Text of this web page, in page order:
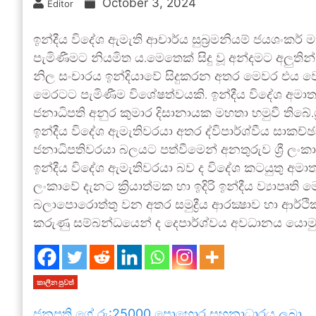
Editor October 3, 2024
ඉන්දීය විදේශ ඇමැති ආචාර්ය සුබ්‍රමනියම් ජයශංකර්
පැමිණීමට නියමිත ය.මෙතෙක් සිදු වූ අන්දමට අලුතින්
නිල සංචාරය ඉන්දියාවේ සිදුකරන අතර මෙවර එය
මෙරටට පැමිණීම විශේෂත්වයකි. ඉන්දීය විදේශ
ජනාධිපති අනුර කුමාර දිසානායක මහතා හමුවී
ඉන්දීය වි‍දේශ ඇමැතිවරයා අතර ද්විපාර්ශ්වීය
ජනාධිපතිවරයා බලයට පත්වීමෙන් අනතුරුව ශ්‍රී
ඉන්දීය විදේශ ඇමැතිවරයා බව ද විදේශ කටයුතු
ලංකාවේ දැනට ක්‍රියාත්මක හා ඉදිරි ඉන්දීය
බලාපොරොත්තු වන අතර සමුද්‍රීය ආරක්‍ෂාව හා
කරුණු සම්බන්ධයෙන් ද දෙපාර්ශ්වය අවධානය
කාලීන පුවත්